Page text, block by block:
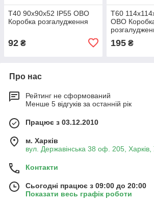
Т40 90х90х52 IР55 OBO
Коробка розгалудження
92 ₴
Т60
OBO
195₴
Про нас
Рейтинг не сформований
Менше 5 відгуків за останній рік
Працює з 03.12.2010
м. Харків
вул. Державінська 38 оф. 205, Харків,
Контакти
Сьогодні працює з 09:00 до 20:00
Показати весь графік роботи